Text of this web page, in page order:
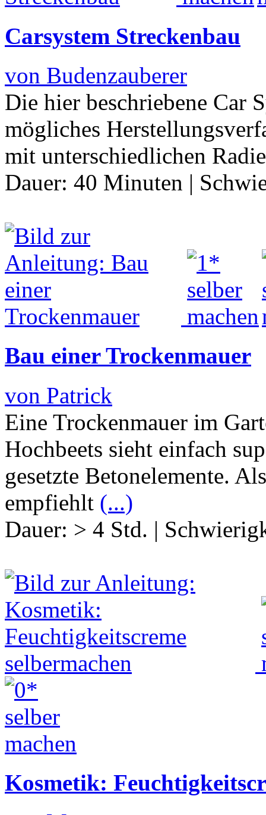
Carsystem Streckenbau
von Budenzauberer
Die hier beschriebene Car
mögliches
mit unterschiedlichen
Dauer: 40 Minuten |
Bau einer Trockenmauer
von Patrick
Eine Trockenmauer im
Hochbeets sieht einfach
gesetzte Betonelemente.
empfiehlt (...)
Dauer: > 4 Std. |
Kosmetik: